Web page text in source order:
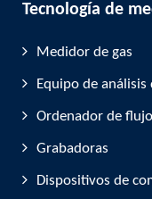
Tecnología de
Medidor de gas
Equipo de análisis
Ordenador de flujo
Grabadoras
Dispositivos de